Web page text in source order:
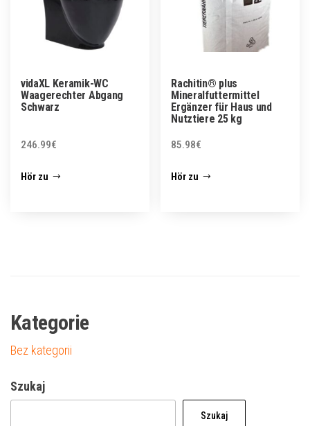
vidaXL Keramik-WC
Waagerechter Abgang
Schwarz
246.99€
Hör zu
Rachitin® plus
Mineralfuttermittel
Ergänzer für Haus und
Nutztiere 25 kg
85.98€
Hör zu
Kategorie
Bez kategorii
Szukaj
Szukaj